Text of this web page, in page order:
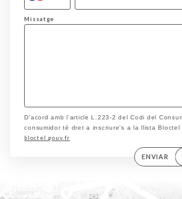
Missatge
D'acord amb l'article L.223-2 del Codi del
consumidor té dret a inscriure's a la llista
bloctel.gouv.fr
ENVIAR